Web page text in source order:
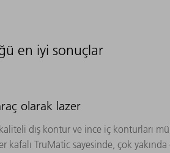
en iyi sonuçlar
olarak lazer
dış kontur ve ince iç konturları
kafalı TruMatic sayesinde, çok